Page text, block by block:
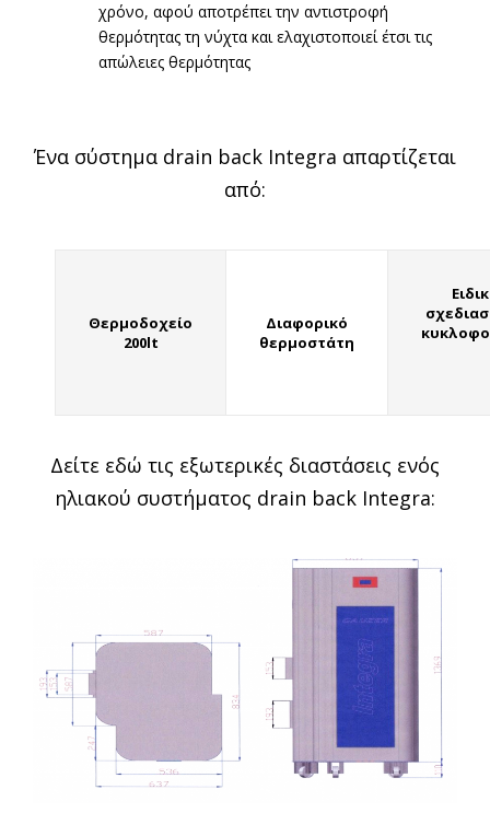
χρόνο, αφού αποτρέπει την αντιστροφή
θερμότητας τη νύχτα και ελαχιστοποιεί έτσι τις
απώλειες θερμότητας
Ένα σύστημα drain back Integra απαρτίζεται
από:
Θερμοδοχείο
200lt
Διαφορικό
θερμοστάτη
Δείτε εδώ τις εξωτερικές διαστάσεις ενός
ηλιακού συστήματος drain back Integra: